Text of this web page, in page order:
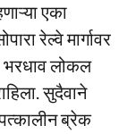
एका
रेल्वे मार्गावर
भरधाव लोकल
सुदैवाने
ब्रेक